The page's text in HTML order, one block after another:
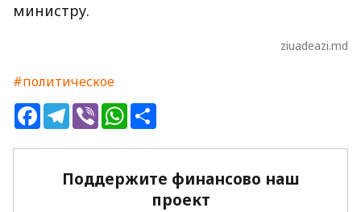
министру.
ziuadeazi.md
#политическое
FacebookTelegram
ViberWhatsApp
Поддержите финансово наш
проект